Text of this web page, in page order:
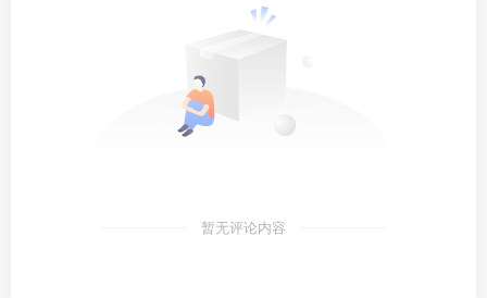
暂无评论内容